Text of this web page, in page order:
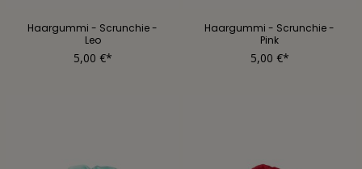
Haargummi - Scrunchie -
Leo
5,00 €*
Haargummi - Scrunchie -
Pink
5,00 €*